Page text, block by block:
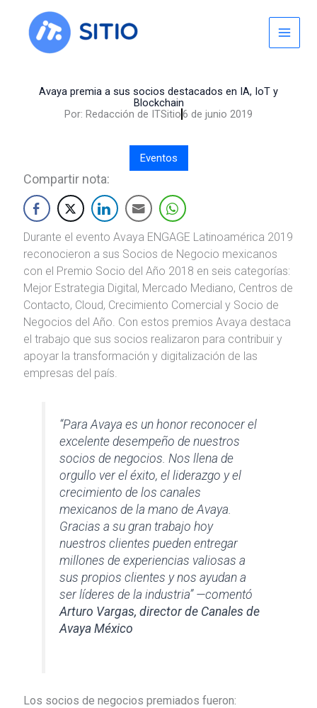
content
Avaya premia a sus socios destacados en IA, IoT y
Blockchain
Por: Redacción de ITSitio6 de junio 2019
Eventos
Compartir nota:
Durante el evento Avaya ENGAGE Latinoamérica 2019
reconocieron a sus Socios de Negocio mexicanos
con el Premio Socio del Año 2018 en seis categorías:
Mejor Estrategia Digital, Mercado Mediano, Centros de
Contacto, Cloud, Crecimiento Comercial y Socio de
Negocios del Año. Con estos premios Avaya destaca
el trabajo que sus socios realizaron para contribuir y
apoyar la transformación y digitalización de las
empresas del país.
“Para Avaya es un honor reconocer el
excelente desempeño de nuestros
socios de negocios. Nos llena de
orgullo ver el éxito, el liderazgo y el
crecimiento de los canales
mexicanos de la mano de Avaya.
Gracias a su gran trabajo hoy
nuestros clientes pueden entregar
millones de experiencias valiosas a
sus propios clientes y nos ayudan a
ser líderes de la industria” —comentó
Arturo Vargas, director de Canales de
Avaya México
Los socios de negocios premiados fueron: